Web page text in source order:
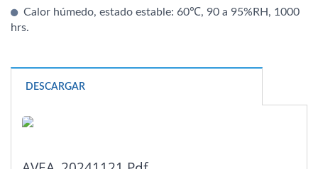
Calor húmedo, estado estable: 60℃, 90 a 95%RH, 1000
hrs.
DESCARGAR